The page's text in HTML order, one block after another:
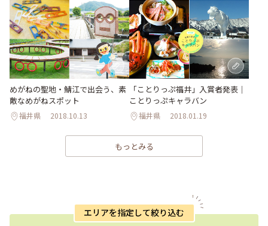
めがねの聖地・鯖江で出会う、素
敵なめがねスポット
福井県 2018.10.13
「ことりっぷ福井」入賞者発表｜
ことりっぷキャラバン
福井県 2018.01.19
もっとみる
エリアを指定して絞り込む